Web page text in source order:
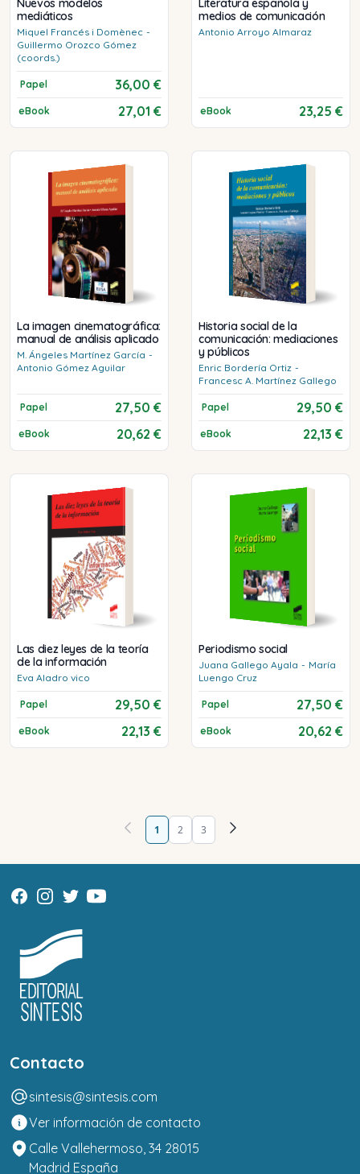
Nuevos modelos
mediáticos
Miquel Francés i Domènec -
Guillermo Orozco Gómez
(coords.)
Papel 36,00 €
eBook 27,01 €
Literatura española y
medios de comunicación
Antonio Arroyo Almaraz
eBook 23,25 €
La imagen cinematográfica:
manual de análisis aplicado
M. Ángeles Martínez García -
Antonio Gómez Aguilar
Papel 27,50 €
eBook 20,62 €
Historia social de la
comunicación: mediaciones
y públicos
Enric Bordería Ortiz -
Francesc A. Martínez Gallego
Papel 29,50 €
eBook 22,13 €
Las diez leyes de la teoría
de la información
Eva Aladro vico
Papel 29,50 €
eBook 22,13 €
Periodismo social
Juana Gallego Ayala - María
Luengo Cruz
Papel 27,50 €
eBook 20,62 €
1 2 3
Contacto
sintesis@sintesis.com
Ver información de contacto
Calle Vallehermoso, 34 28015
Madrid España